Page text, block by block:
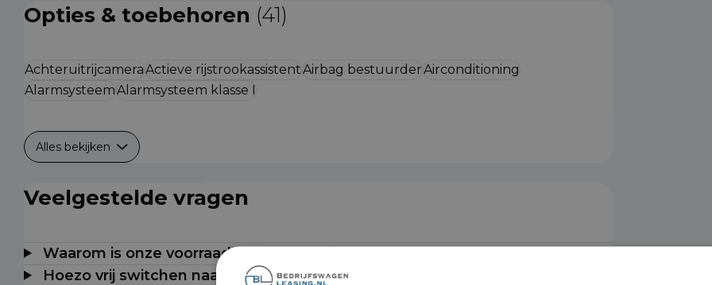
Opties & toebehoren (41)
AchteruitrijcameraActieve rijstrookassistentAirbag bestuurderAirconditioning
AlarmsysteemAlarmsysteem klasse I
Alles bekijken
Veelgestelde vragen
Waarom is onze voorraad milieuzonevrij tot 2030?
Hoezo vrij switchen naar elektrisch?